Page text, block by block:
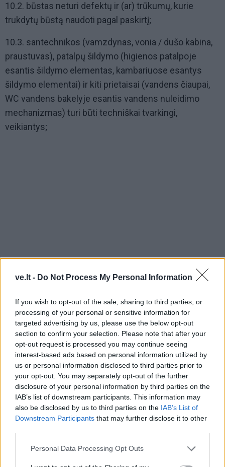
ve.lt - Do Not Process My Personal Information
If you wish to opt-out of the sale, sharing to third parties, or
processing of your personal or sensitive information for
targeted advertising by us, please use the below opt-out
section to confirm your selection. Please note that after your
opt-out request is processed you may continue seeing
interest-based ads based on personal information utilized by
us or personal information disclosed to third parties prior to
your opt-out. You may separately opt-out of the further
disclosure of your personal information by third parties on the
IAB’s list of downstream participants. This information may
also be disclosed by us to third parties on the IAB’s List of
Downstream Participants that may further disclose it to other
Personal Data Processing Opt Outs
10.2. būstas neturi defektų ir (ar) trūkumų, kurie
trukdytų būstą naudoti pagal paskirtį;
10.3. santechnikos (vamzdynas, vonia / dušo kabina,
praustuvas), patalpų šildymo (higienos patalpoje
esantis šildymo elementas, kambariuose esantys
šildymo elementai) ir kiti prietaisai (vandens čiaupai,
WC vandens bakelyje esantis vandens nuleidimo
mechanizmas) turi būti techniškai tvarkingi,
veikiantys;
10.4. tvarkinga elektros instaliacija - visose patalpose
veikiantys elektros kištukiniai lizdai (tvarkingi,
neaprūkę, įtvirtinti sienose) ir patalpų apšvietimas
(jungikliai veikiantys, įtvirtinti sienose). Kiekvienoje
patalpoje būtinas veikiantis šviesos šaltinis;
10.5. būstai turi būti be išorinių matomų defektų: ant
sienų neturi būti drėgmės, pelėsio ar jo žymių, sienos
negali būti skilusios ar kitaip pažeistos, neturi matytis
nusidėvėjimo žymių;
rankenos tvarkingos, neklibančios;